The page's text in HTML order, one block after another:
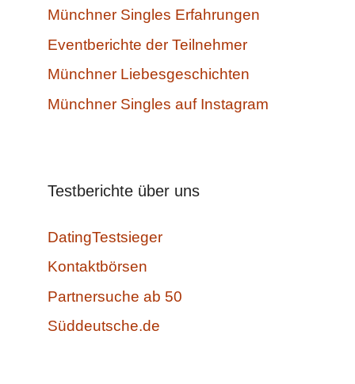
Münchner Singles Erfahrungen
Eventberichte der Teilnehmer
Münchner Liebesgeschichten
Münchner Singles auf Instagram
Testberichte über uns
DatingTestsieger
Kontaktbörsen
Partnersuche ab 50
Süddeutsche.de